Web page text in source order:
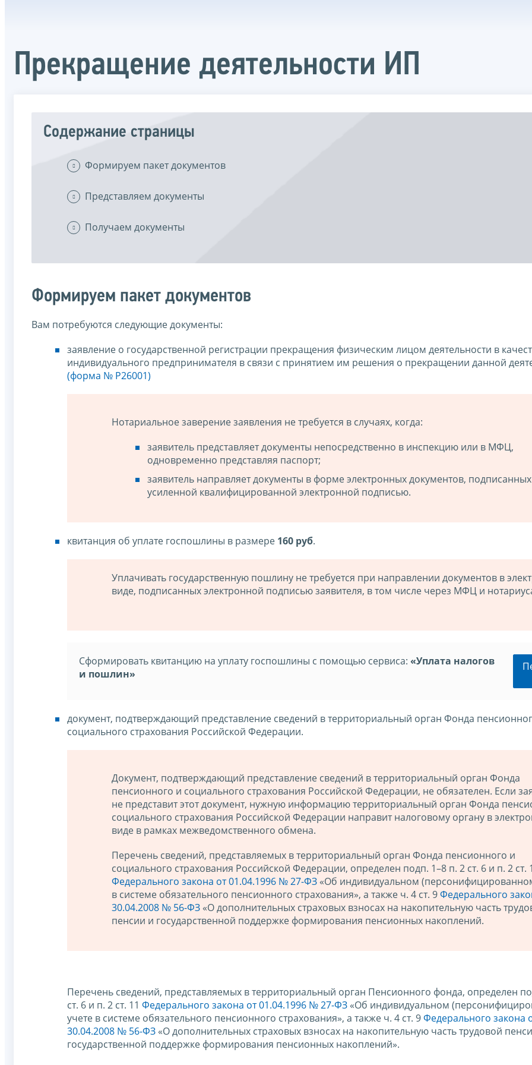
Прекращение деятельности ИП
Содержание страницы
Формируем пакет документов
Представляем документы
Получаем документы
Формируем пакет документов
Вам потребуются следующие документы:
заявление о государственной регистрации прекращения физическим лицом деятельности в
индивидуального предпринимателя в связи с принятием им решения о прекращении данной
(форма № Р26001)
Нотариальное заверение заявления не требуется в случаях, когда:
заявитель представляет документы непосредственно в инспекцию или в МФЦ,
одновременно представляя паспорт;
заявитель направляет документы в форме электронных документов, подписанных
усиленной квалифицированной электронной подписью.
квитанция об уплате госпошлины в размере 160 руб.
Уплачивать государственную пошлину не требуется при направлении документов в
виде, подписанных электронной подписью заявителя, в том числе через МФЦ и
Сформировать квитанцию на уплату госпошлины с помощью сервиса: «Уплата налогов
и пошлин»
документ, подтверждающий представление сведений в территориальный орган Фонда
социального страхования Российской Федерации.
Документ, подтверждающий представление сведений в территориальный орган Фонда
пенсионного и социального страхования Российской Федерации, не обязателен. Если
не представит этот документ, нужную информацию территориальный орган Фонда
социального страхования Российской Федерации направит налоговому органу в
виде в рамках межведомственного обмена.
Перечень сведений, представляемых в территориальный орган Фонда пенсионного и
социального страхования Российской Федерации, определен подп. 1–8 п. 2 ст. 6 и п. 2 ст.
Федерального закона от 01.04.1996 № 27-ФЗ «Об индивидуальном
в системе обязательного пенсионного страхования», а также ч. 4 ст. 9Федерального
30.04.2008 № 56-ФЗ «О дополнительных страховых взносах на накопительную часть
пенсии и государственной поддержке формирования пенсионных накоплений.
Перечень сведений, представляемых в территориальный орган Пенсионного фонда, определен
ст. 6 и п. 2 ст. 11 Федерального закона от 01.04.1996 № 27-ФЗ «Об индивидуальном
учете в системе обязательного пенсионного страхования», а также ч. 4 ст. 9Федерального закона
30.04.2008 № 56-ФЗ «О дополнительных страховых взносах на накопительную часть трудовой
государственной поддержке формирования пенсионных накоплений».